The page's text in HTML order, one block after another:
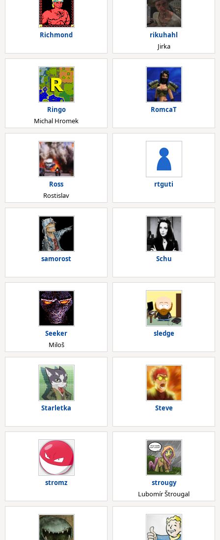
Richmond
rikuhahl
Jirka
Ringo
Michal Hromek
RomcaT
Ross
Rostislav
rtguti
samorost Schu
Seeker
Miloš
sledge
Starletka Steve
stromz
strougy
Lubomír Štrougal